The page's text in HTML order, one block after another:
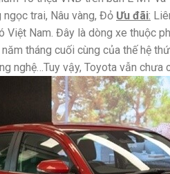
ngọc trai, Nâu vàng, Đỏ Ưu đãi:
Việt Nam. Đây là dòng xe thuộc
tháng cuối cùng của thế hệ
nghệ…Tuy vậy, Toyota vẫn